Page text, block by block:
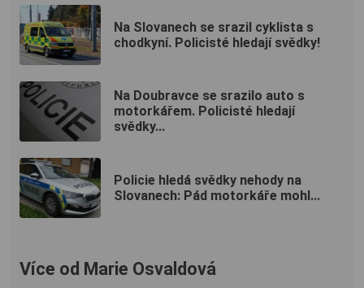
Na Slovanech se srazil cyklista s
chodkyní. Policisté hledají svědky!
Na Doubravce se srazilo auto s
motorkářem. Policisté hledají
svědky...
Policie hledá svědky nehody na
Slovanech: Pád motorkáře mohl...
Více od Marie Osvaldová